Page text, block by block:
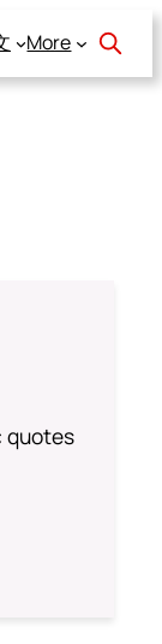
More
quotes